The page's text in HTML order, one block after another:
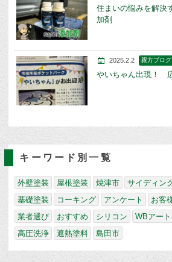
住まいの悩みを解決
加剤
2025.2.2 親方ブログ
やいちゃん出現！
キーワード別一覧
外壁塗装 屋根塗装 焼津市 サイディン
基礎塗装
コーキング アンケート お客
業者選び
おすすめ シリコン WBアート
高圧洗浄
遮熱塗料 島田市